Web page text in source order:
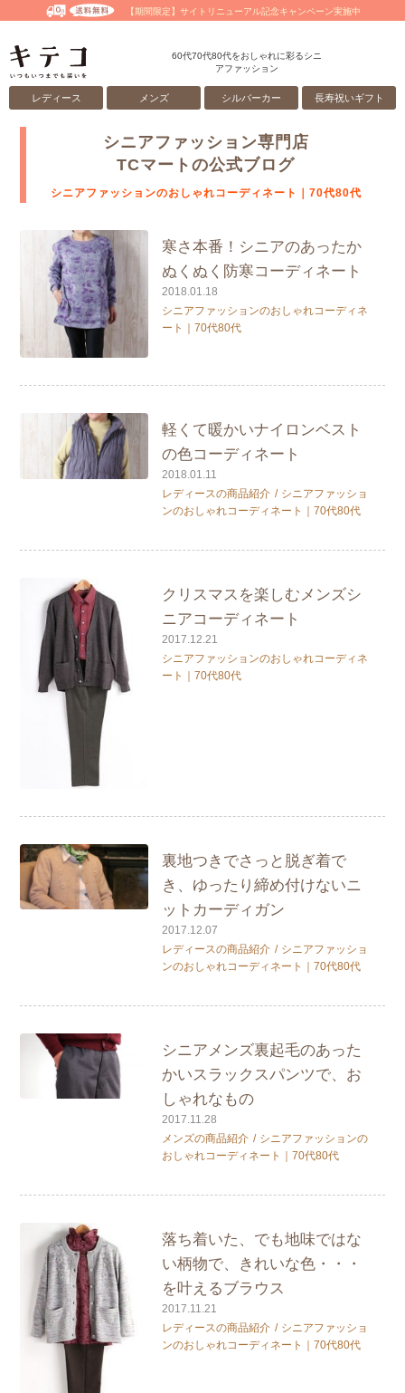
【期間限定】サイトリニューアル記念キャンペーン実施中
60代70代80代をおしゃれに彩るシニ
アファッション
レディース メンズ シルバーカー 長寿祝いギフト
シニアファッション専門店
TCマートの公式ブログ
シニアファッションのおしゃれコーディネート｜70代80代
寒さ本番！シニアのあったか
ぬくぬく防寒コーディネート
2018.01.18
シニアファッションのおしゃれコーディネ
ート｜70代80代
軽くて暖かいナイロンベスト
の色コーディネート
2018.01.11
レディースの商品紹介
シニアファッショ
ンのおしゃれコーディネート｜70代80代
クリスマスを楽しむメンズシ
ニアコーディネート
2017.12.21
シニアファッションのおしゃれコーディネ
ート｜70代80代
裏地つきでさっと脱ぎ着で
き、ゆったり締め付けないニ
ットカーディガン
2017.12.07
レディースの商品紹介
シニアファッショ
ンのおしゃれコーディネート｜70代80代
シニアメンズ裏起毛のあった
かいスラックスパンツで、お
しゃれなもの
2017.11.28
メンズの商品紹介
シニアファッションの
おしゃれコーディネート｜70代80代
落ち着いた、でも地味ではな
い柄物で、きれいな色・・・
を叶えるブラウス
2017.11.21
レディースの商品紹介
シニアファッショ
ンのおしゃれコーディネート｜70代80代